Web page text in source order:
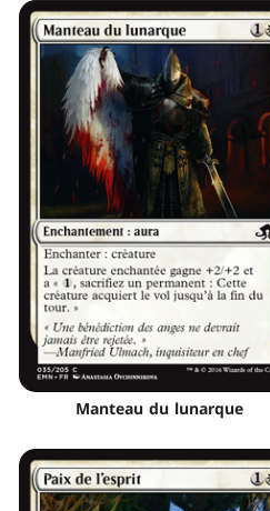
Manteau du lunarque